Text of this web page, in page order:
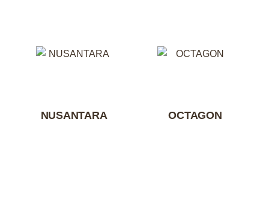
NUSANTARA OCTAGON